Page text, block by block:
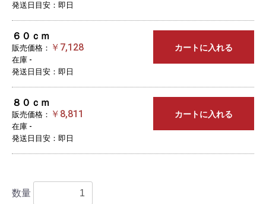
発送日目安：即日
６０ｃｍ
販売価格： ￥7,128
在庫 -
発送日目安：即日
カートに入れる
８０ｃｍ
販売価格： ￥8,811
在庫 -
発送日目安：即日
カートに入れる
数量